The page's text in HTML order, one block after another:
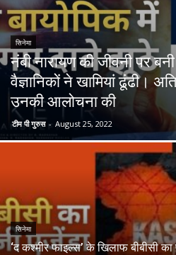
सिनेमा
नंबी नारायण की जीवनी पर
वैज्ञानिकों ने खामियां ढूंढी।
उनकी आलोचना की
टीम पी गुरुस - August 25, 2022
सिनेमा
‘द कश्मीर फाइल्स’ के खिलाफ बीबीसी का